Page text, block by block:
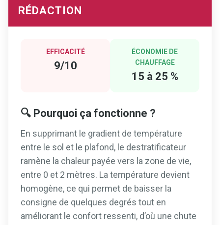
RÉDACTION
EFFICACITÉ
9/10
ÉCONOMIE DE
CHAUFFAGE
15 à 25 %
🔍 Pourquoi ça fonctionne ?
En supprimant le gradient de température
entre le sol et le plafond, le destratificateur
ramène la chaleur payée vers la zone de vie,
entre 0 et 2 mètres. La température devient
homogène, ce qui permet de baisser la
consigne de quelques degrés tout en
améliorant le confort ressenti, d’où une chute